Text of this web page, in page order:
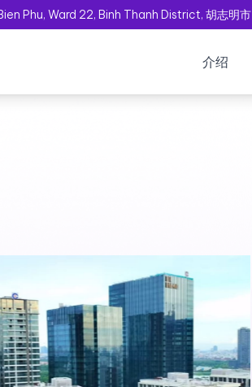
Phu, Ward 22, Binh Thanh District, 胡志明市
介绍